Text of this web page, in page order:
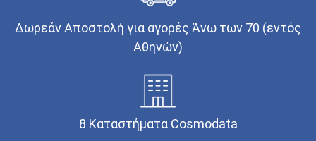
Δωρεάν Αποστολή για αγορές Άνω των 70 (εντός
Αθηνών)
8 Καταστήματα Cosmodata